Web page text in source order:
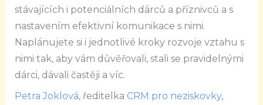
stávajících i potenciálních dárců a příznivců a s
nastavením efektivní komunikace s nimi.
Naplánujete si i jednotlivé kroky rozvoje vztahu s
nimi tak, aby vám důvěřovali, stali se pravidelnými
dárci, dávali častěji a víc.
Petra Joklová, ředitelka CRM pro neziskovky,